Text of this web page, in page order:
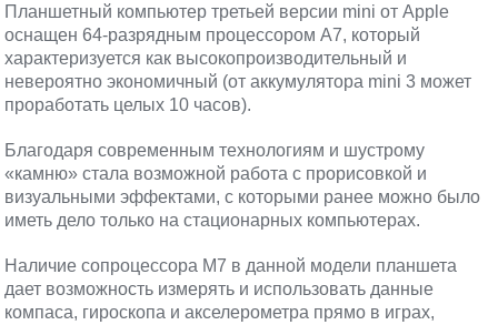
Планшетный компьютер третьей версии mini от Apple
оснащен 64-разрядным процессором A7, который
характеризуется как высокопроизводительный и
невероятно экономичный (от аккумулятора mini 3 может
проработать целых 10 часов).
Благодаря современным технологиям и шустрому
«камню» стала возможной работа с прорисовкой и
визуальными эффектами, с которыми ранее можно было
иметь дело только на стационарных компьютерах.
Наличие сопроцессора M7 в данной модели планшета
дает возможность измерять и использовать данные
компаса, гироскопа и акселерометра прямо в играх,